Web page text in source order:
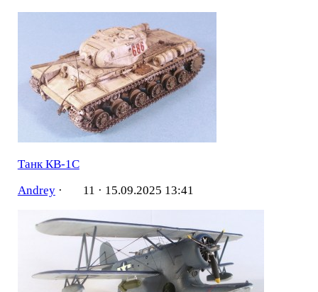
Танк КВ-1С
Andrey· 11 · 15.09.2025 13:41